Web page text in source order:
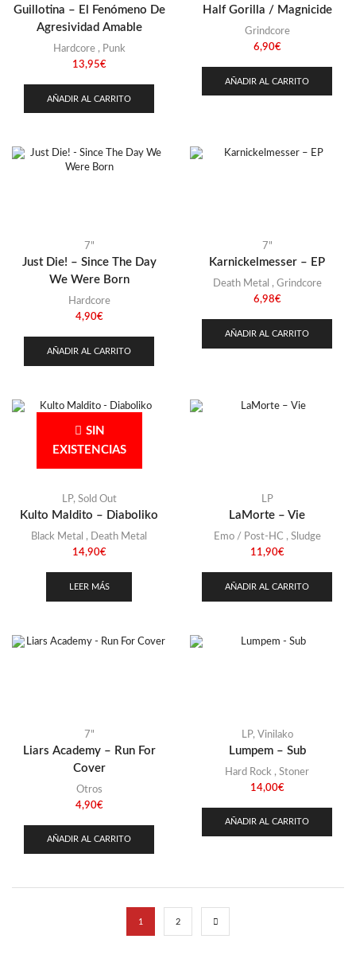
Guillotina – El Fenómeno De
Agresividad Amable
Hardcore, Punk
13,95€
AÑADIR AL CARRITO
Half Gorilla / Magnicide
Grindcore
6,90€
AÑADIR AL CARRITO
7"
Just Die! – Since The Day
We Were Born
Hardcore
4,90€
AÑADIR AL CARRITO
7"
Karnickelmesser – EP
Death Metal , Grindcore
6,98€
AÑADIR AL CARRITO
SIN
EXISTENCIAS
LP, Sold Out
Kulto Maldito – Diaboliko
Black Metal , Death Metal
14,90€
LEER MÁS
LP
LaMorte – Vie
Emo / Post-HC , Sludge
11,90€
AÑADIR AL CARRITO
7"
Liars Academy – Run For
Cover
Otros
4,90€
AÑADIR AL CARRITO
LP, Vinilako
Lumpem – Sub
Hard Rock , Stoner
14,00€
AÑADIR AL CARRITO
1 2